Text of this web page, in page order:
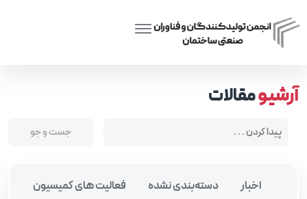
آرشیومقالات
اخبار دسته‌بندی نشده
فعالیت های کمیسیون